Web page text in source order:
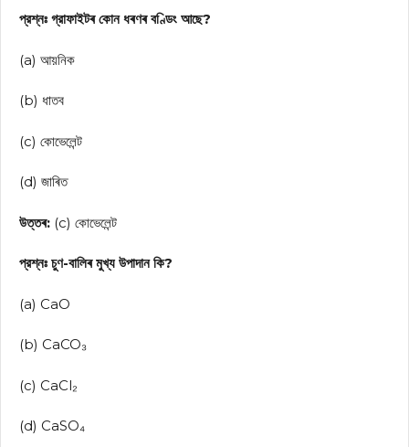
প্রশ্নঃ গ্রাফাইটৰ কোন ধৰণৰ বণ্ডিং আছে?
(a) আয়নিক
(b) ধাতব
(c) কোভেলেন্ট
(d) জাৰিত
উত্তৰ: (c) কোভেলেন্ট
প্রশ্নঃ চুণ-বালিৰ মুখ্য উপাদান কি?
(a) CaO
(b) CaCO₃
(c) CaCl₂
(d) CaSO₄